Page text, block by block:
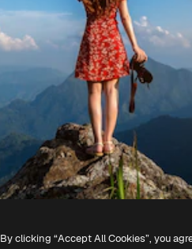
By clicking “Accept All Cookies”, you